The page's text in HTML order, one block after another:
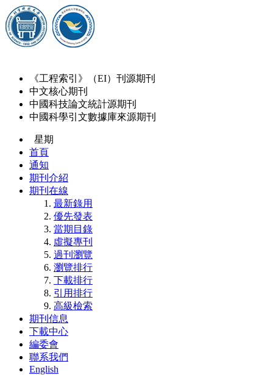
《工程索引》（EI）刊源期刊
中文核心期刊
中國科技論文統計源期刊
中國科學引文數據庫來源期刊
星期
首頁
通知
期刊介紹
期刊在線
最新錄用
優先發表
當期目錄
虛擬專刊
過刊瀏覽
瀏覽排行
下載排行
引用排行
高級檢索
期刊信息
下載中心
編委會
聯系我們
English